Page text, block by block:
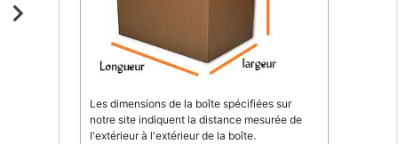
Les dimensions de la boîte spécifiées sur
notre site indiquent la distance mesurée de
l'extérieur à l'extérieur de la boîte.